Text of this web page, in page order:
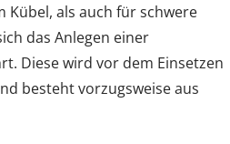
Kübel, als auch für schwere
das Anlegen einer
Diese wird vor dem Einsetzen
besteht vorzugsweise aus